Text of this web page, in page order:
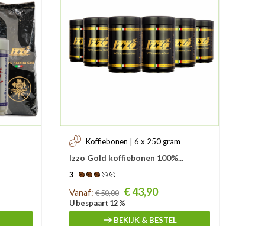
Koffiebonen | 6 x 250 gram
Izzo Gold koffiebonen 100%...
3
Prijs
Vanaf: € 50,00 € 43,90
U bespaart 12 %
BEKIJK & BESTEL